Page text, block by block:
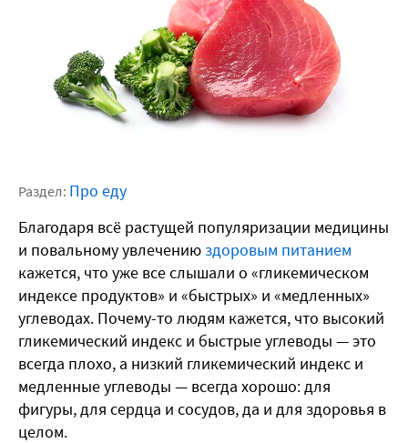
Раздел: Про еду
Благодаря всё растущей популяризации медицины
и повальному увлечению здоровым питанием
кажется, что уже все слышали о «гликемическом
индексе продуктов» и «быстрых» и «медленных»
углеводах. Почему-то людям кажется, что высокий
гликемический индекс и быстрые углеводы — это
всегда плохо, а низкий гликемический индекс и
медленные углеводы — всегда хорошо: для
фигуры, для сердца и сосудов, да и для здоровья в
целом.